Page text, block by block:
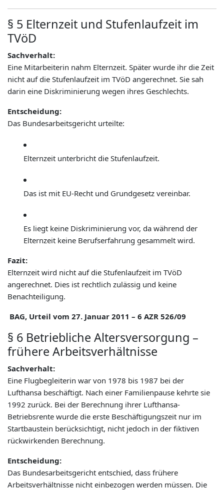
§ 5 Elternzeit und Stufenlaufzeit im
TVöD
Sachverhalt:
Eine Mitarbeiterin nahm Elternzeit. Später wurde ihr die Zeit
nicht auf die Stufenlaufzeit im TVöD angerechnet. Sie sah
darin eine Diskriminierung wegen ihres Geschlechts.
Entscheidung:
Das Bundesarbeitsgericht urteilte:
Elternzeit unterbricht die Stufenlaufzeit.
Das ist mit EU-Recht und Grundgesetz vereinbar.
Es liegt keine Diskriminierung vor, da während der
Elternzeit keine Berufserfahrung gesammelt wird.
Fazit:
Elternzeit wird nicht auf die Stufenlaufzeit im TVöD
angerechnet. Dies ist rechtlich zulässig und keine
Benachteiligung.
BAG, Urteil vom 27. Januar 2011 – 6 AZR 526/09
§ 6 Betriebliche Altersversorgung –
frühere Arbeitsverhältnisse
Sachverhalt:
Eine Flugbegleiterin war von 1978 bis 1987 bei der
Lufthansa beschäftigt. Nach einer Familienpause kehrte sie
1992 zurück. Bei der Berechnung ihrer Lufthansa-
Betriebsrente wurde die erste Beschäftigungszeit nur im
Startbaustein berücksichtigt, nicht jedoch in der fiktiven
rückwirkenden Berechnung.
Entscheidung:
Das Bundesarbeitsgericht entschied, dass frühere
Arbeitsverhältnisse nicht einbezogen werden müssen. Die